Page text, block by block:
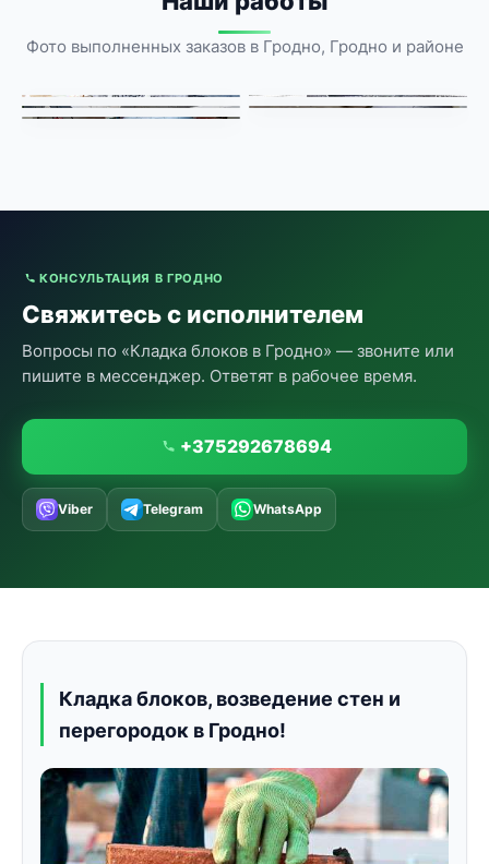
Фото выполненных заказов в Гродно, Гродно и районе
КОНСУЛЬТАЦИЯ В ГРОДНО
Свяжитесь с исполнителем
Вопросы по «Кладка блоков в Гродно» — звоните или
пишите в мессенджер. Ответят в рабочее время.
+375292678694
Viber Telegram WhatsApp
Кладка блоков, возведение стен и
перегородок в Гродно!